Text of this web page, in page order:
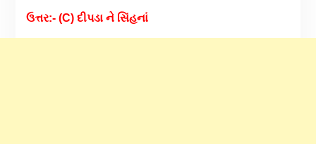
ઉત્તર:- (C) દીપડા ને સિંહનાં